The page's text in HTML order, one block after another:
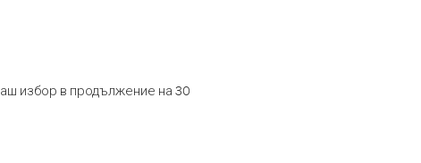
избор в продължение на 30